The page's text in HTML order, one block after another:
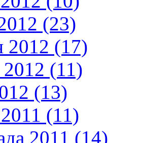
(23)
2012 (17)
(11)
(13)
(11)
2011 (14)